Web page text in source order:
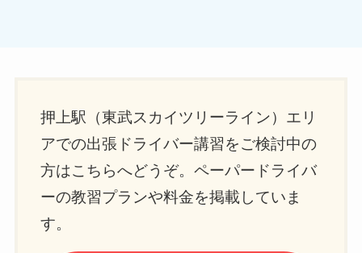
押上駅（東武スカイツリーライン）エリ
アでの出張ドライバー講習をご検討中の
方はこちらへどうぞ。ペーパードライバ
ーの教習プランや料金を掲載していま
す。